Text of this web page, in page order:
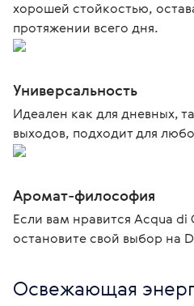
хорошей стойкостью,
протяжении всего дня.
Универсальность
Идеален как для дневных,
выходов, подходит для
Аромат-философия
Если вам нравится Acqua
остановите свой выбор на
Освежающая